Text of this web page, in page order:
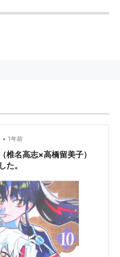
• 1年前
椎名高志×高橋留美子）
た。